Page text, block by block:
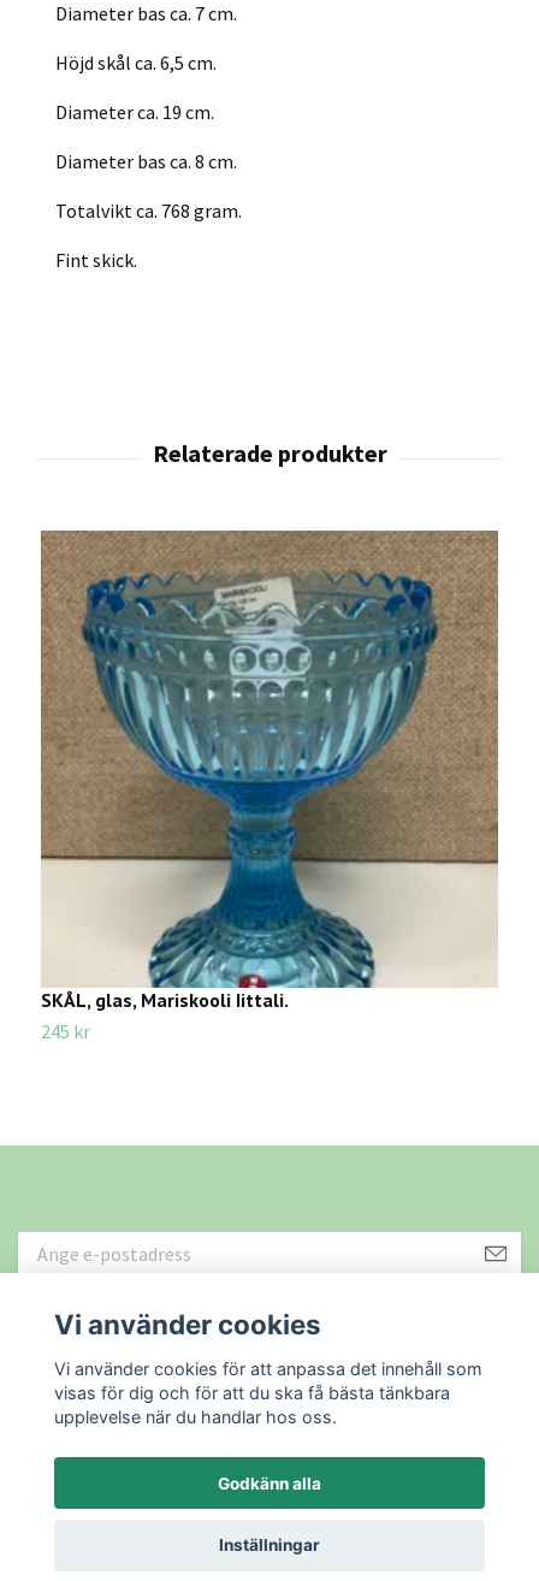
Diameter bas ca. 7 cm.
Höjd skål ca. 6,5 cm.
Diameter ca. 19 cm.
Diameter bas ca. 8 cm.
Totalvikt ca. 768 gram.
Fint skick.
SKÅL, glas, Mariskooli Iittali.
245 kr
Läs mer
© 2026 Återbruket i Sundsvall ABPowered by Quickbutik
Vi använder cookies
Vi använder cookies för att anpassa det innehåll som
visas för dig och för att du ska få bästa tänkbara
upplevelse när du handlar hos oss.
Godkänn alla
Inställningar